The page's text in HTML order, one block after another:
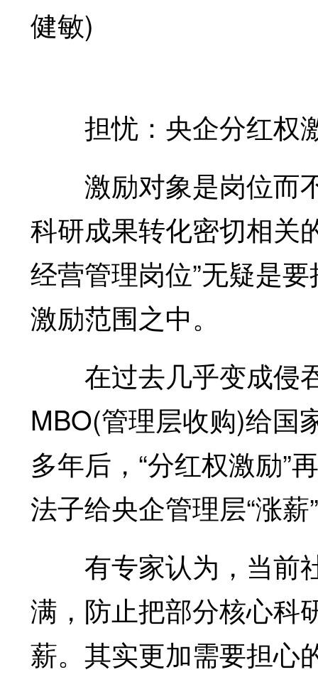
健敏)
担忧：央企分红权
激励对象是岗位而
科研成果转化密切相关
经营管理岗位”无疑是
激励范围之中。
在过去几乎变成侵
MBO(管理层收购)给国
多年后，“分红权激励”
法子给央企管理层“涨薪
有专家认为，当前
满，防止把部分核心科
薪。其实更加需要担心